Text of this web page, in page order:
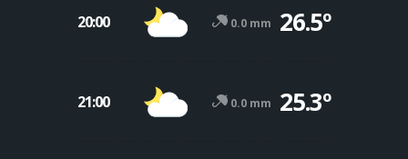
20:00 0.0 mm 26.5º
21:00 0.0 mm 25.3º